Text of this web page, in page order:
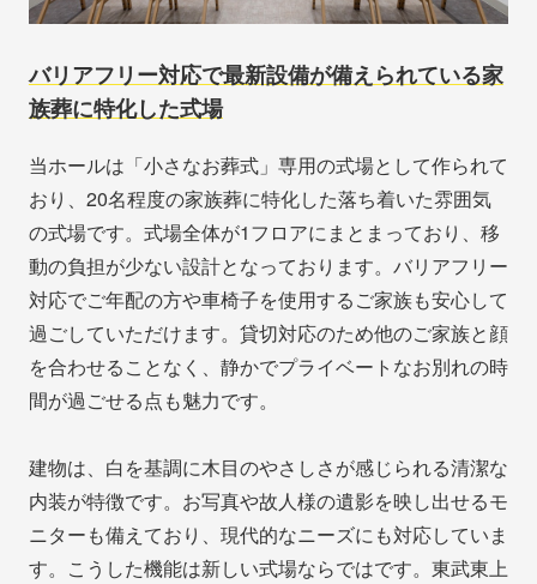
バリアフリー対応で最新設備が備えられている家
族葬に特化した式場
当ホールは「小さなお葬式」専用の式場として作られて
おり、20名程度の家族葬に特化した落ち着いた雰囲気
の式場です。式場全体が1フロアにまとまっており、移
動の負担が少ない設計となっております。バリアフリー
対応でご年配の方や車椅子を使用するご家族も安心して
過ごしていただけます。貸切対応のため他のご家族と顔
を合わせることなく、静かでプライベートなお別れの時
間が過ごせる点も魅力です。
建物は、白を基調に木目のやさしさが感じられる清潔な
内装が特徴です。お写真や故人様の遺影を映し出せるモ
ニターも備えており、現代的なニーズにも対応していま
す。こうした機能は新しい式場ならではです。東武東上